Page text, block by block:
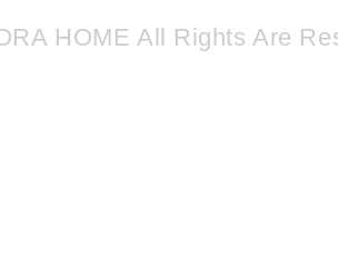
HOME All Rights Are